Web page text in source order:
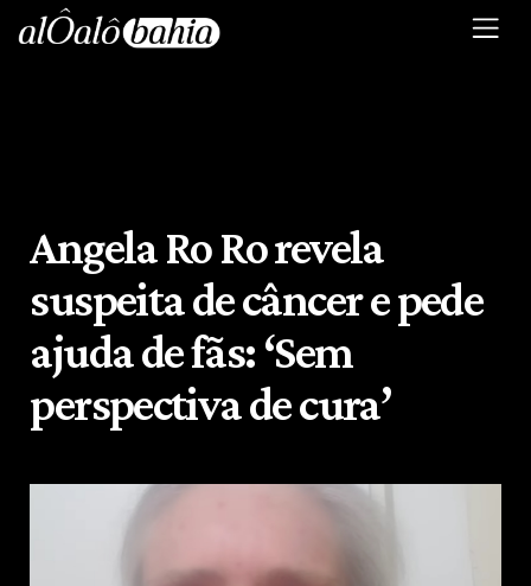
Angela Ro Ro revela
suspeita de câncer e pede
ajuda de fãs: ‘Sem
perspectiva de cura’